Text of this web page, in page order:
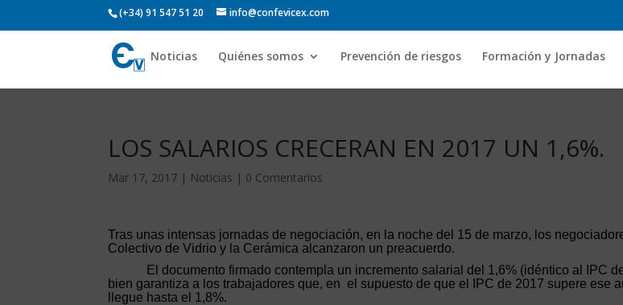
(+34) 91 547 51 20 info@confevicex.com
Noticias Quiénes somos Prevención de riesgos Formación y Jornadas
LOS SALARIOS CRECERAN EN 2017 UN 1,6%.
Mar 17, 2017 | Noticias | 0 Comentarios
Tras unas intensas jornadas de negociación, en la noche del 15 de marzo, los
Colectivo de Vidrio y la Cerámica alcanzaron un preacuerdo.
El documento firmado contempla un incremento salarial del 1,6% (idéntico al IPC
bien garantiza a los trabajadores que, en el supuesto de que el IPC de 2017 supere ese
llegue hasta el 1,8%.